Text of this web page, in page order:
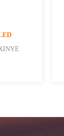
LED
XINYE